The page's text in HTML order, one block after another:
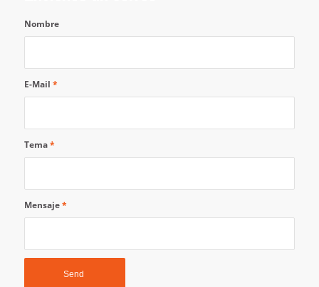
Nombre
E-Mail *
Tema*
Mensaje*